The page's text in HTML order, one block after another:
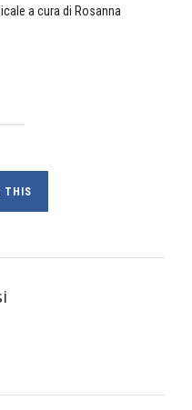
a cura di Rosanna
THIS